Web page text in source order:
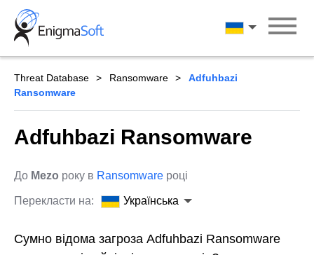
Skip
content
Українська
Threat Database Ransomware
Adfuhbazi
Ransomware
Adfuhbazi Ransomware
До Mezo року в Ransomware році
Перекласти на: Українська
Сумно відома загроза Adfuhbazi Ransomware